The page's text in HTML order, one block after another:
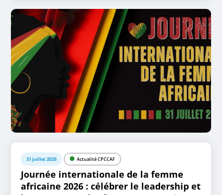
31 juillet 2026 Actualité CPCCAF
Journée internationale de la femme
africaine 2026 : célébrer le leadership et